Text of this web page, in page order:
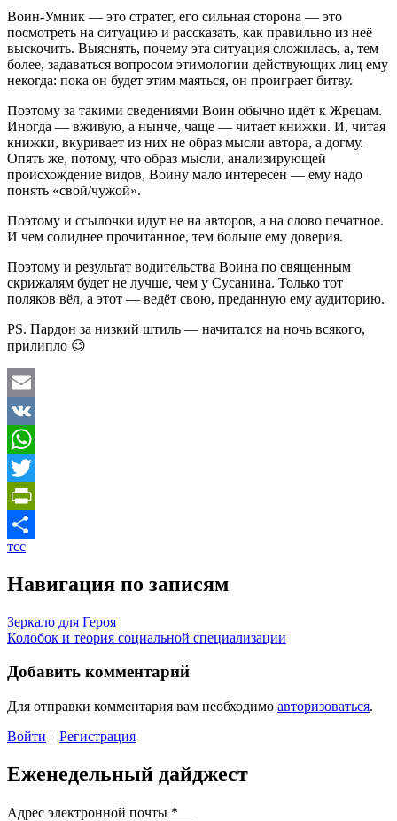
Воин-Умник — это стратег, его сильная сторона — это
посмотреть на ситуацию и рассказать, как правильно из неё
выскочить. Выяснять, почему эта ситуация сложилась, а, тем
более, задаваться вопросом этимологии действующих лиц ему
некогда: пока он будет этим маяться, он проиграет битву.
Поэтому за такими сведениями Воин обычно идёт к Жрецам.
Иногда — вживую, а нынче, чаще — читает книжки. И, читая
книжки, вкуривает из них не образ мысли автора, а догму.
Опять же, потому, что образ мысли, анализирующей
происхождение видов, Воину мало интересен — ему надо
понять «свой/чужой».
Поэтому и ссылочки идут не на авторов, а на слово печатное.
И чем солиднее прочитанное, тем больше ему доверия.
Поэтому и результат водительства Воина по священным
скрижалям будет не лучше, чем у Сусанина. Только тот
поляков вёл, а этот — ведёт свою, преданную ему аудиторию.
PS. Пардон за низкий штиль — начитался на ночь всякого,
прилипло 😉
Email
VK
WhatsApp
Twitter
PrintFriendly
Отправить
тсс
Навигация по записям
Зеркало для Героя
Колобок и теория социальной специализации
Добавить комментарий
Для отправки комментария вам необходимо авторизоваться.
Войти | Регистрация
Еженедельный дайджест
Адрес электронной почты *